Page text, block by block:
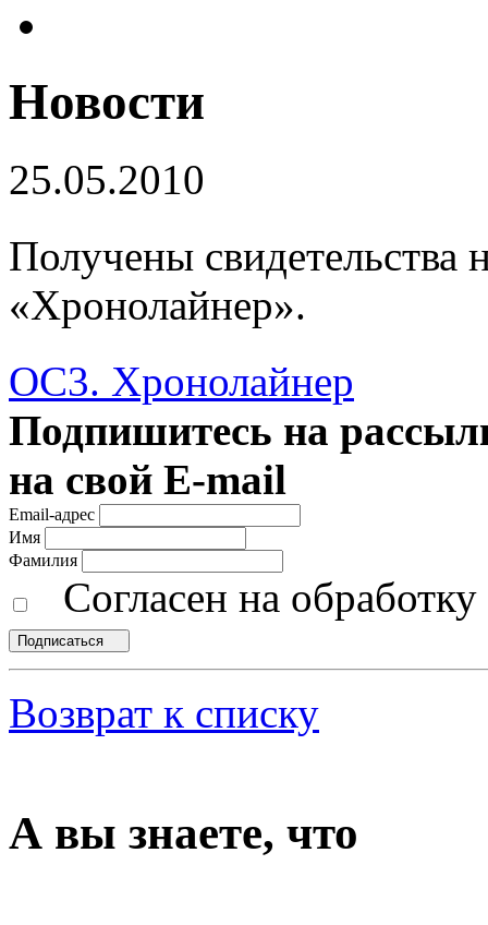
Новости
25.05.2010
Получены свидетельства
«Хронолайнер».
ОС3. Хронолайнер
Подпишитесь на
на свой E-mail
Email-адрес
Имя
Фамилия
Согласен на
Подписаться
Возврат к списку
А вы знаете, что